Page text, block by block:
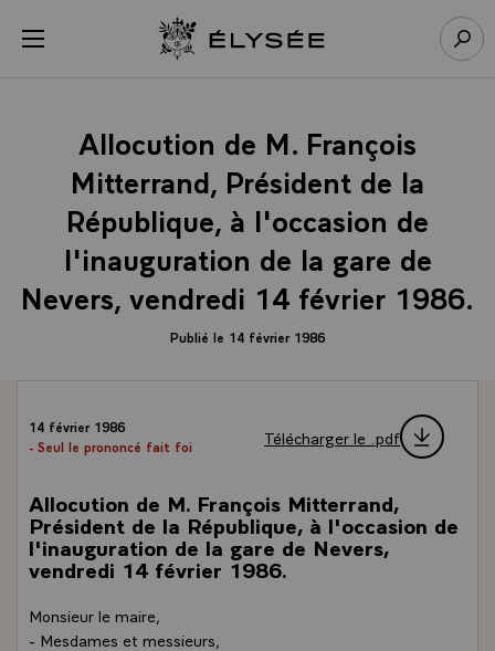
menu Retour à l’accueil Élysée
Allocution de M. François
Mitterrand, Président de la
République, à l'occasion de
l'inauguration de la gare de
Nevers, vendredi 14 février 1986.
Publié le 14 février 1986
14 février 1986
- Seul le prononcé fait foi
Télécharger le .pdf
Allocution de M. François Mitterrand,
Président de la République, à l'occasion de
l'inauguration de la gare de Nevers,
vendredi 14 février 1986.
Monsieur le maire,
- Mesdames et messieurs,
Panneau de gestion des cookies